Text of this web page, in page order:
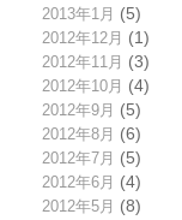
2013年1月 (5)
2012年12月 (1)
2012年11月 (3)
2012年10月 (4)
2012年9月 (5)
2012年8月 (6)
2012年7月 (5)
2012年6月 (4)
2012年5月 (8)